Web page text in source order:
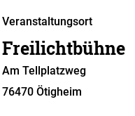
Veranstaltungsort
Freilichtbühne
Am Tellplatzweg
76470 Ötigheim